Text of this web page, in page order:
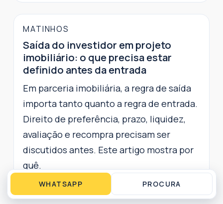
MATINHOS
Saída do investidor em projeto
imobiliário: o que precisa estar
definido antes da entrada
Em parceria imobiliária, a regra de saída
importa tanto quanto a regra de entrada.
Direito de preferência, prazo, liquidez,
avaliação e recompra precisam ser
discutidos antes. Este artigo mostra por
quê.
WHATSAPP PROCURA